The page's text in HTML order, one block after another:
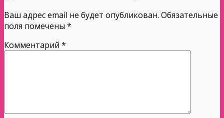
Ваш адрес email не будет опубликован. Обязательные
поля помечены *
Комментарий *